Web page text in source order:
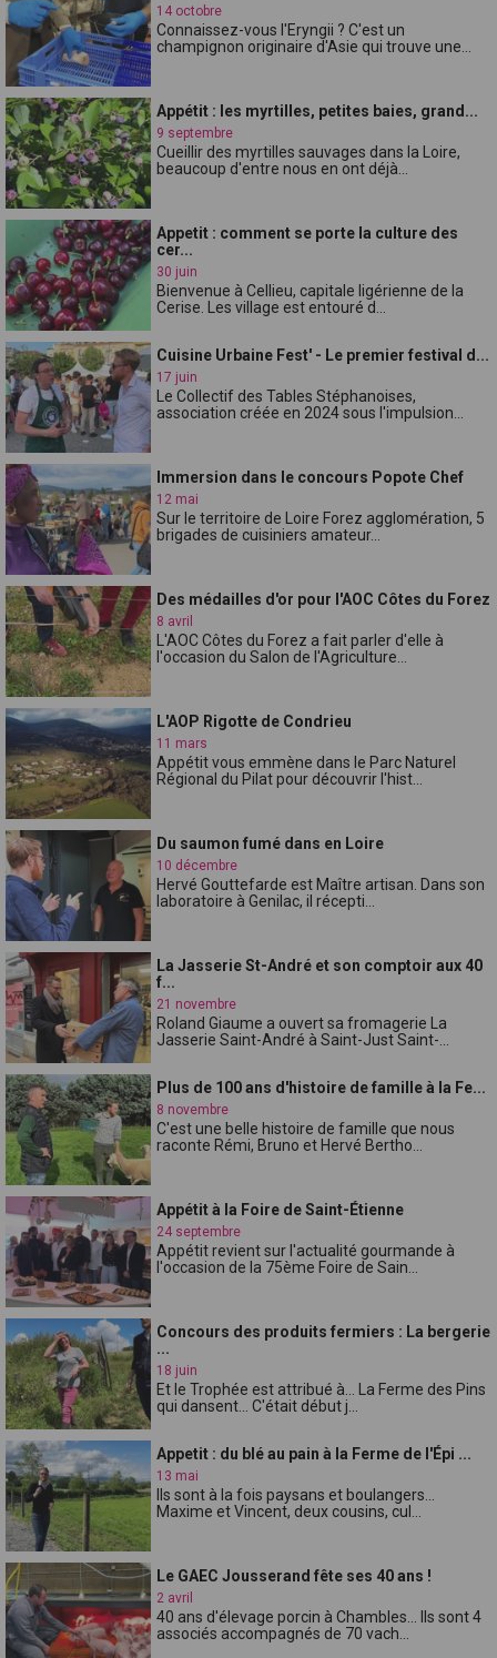
14 octobre
Connaissez-vous l'Eryngii ? C'est un
champignon originaire d'Asie qui trouve une...
Appétit : les myrtilles, petites baies, grand...
9 septembre
Cueillir des myrtilles sauvages dans la Loire,
beaucoup d'entre nous en ont déjà...
Appetit : comment se porte la culture des
cer...
30 juin
Bienvenue à Cellieu, capitale ligérienne de la
Cerise. Les village est entouré d...
Cuisine Urbaine Fest' - Le premier festival d...
17 juin
Le Collectif des Tables Stéphanoises,
association créée en 2024 sous l'impulsion...
Immersion dans le concours Popote Chef
12 mai
Sur le territoire de Loire Forez agglomération, 5
brigades de cuisiniers amateur...
Des médailles d'or pour l'AOC Côtes du Forez
8 avril
L'AOC Côtes du Forez a fait parler d'elle à
l'occasion du Salon de l'Agriculture...
L'AOP Rigotte de Condrieu
11 mars
Appétit vous emmène dans le Parc Naturel
Régional du Pilat pour découvrir l'hist...
Du saumon fumé dans en Loire
10 décembre
Hervé Gouttefarde est Maître artisan. Dans son
laboratoire à Genilac, il récepti...
La Jasserie St-André et son comptoir aux 40
f...
21 novembre
Roland Giaume a ouvert sa fromagerie La
Jasserie Saint-André à Saint-Just Saint-...
Plus de 100 ans d'histoire de famille à la Fe...
8 novembre
C'est une belle histoire de famille que nous
raconte Rémi, Bruno et Hervé Bertho...
Appétit à la Foire de Saint-Étienne
24 septembre
Appétit revient sur l'actualité gourmande à
l'occasion de la 75ème Foire de Sain...
Concours des produits fermiers : La bergerie
...
18 juin
Et le Trophée est attribué à... La Ferme des Pins
qui dansent... C'était début j...
Appetit : du blé au pain à la Ferme de l'Épi ...
13 mai
Ils sont à la fois paysans et boulangers...
Maxime et Vincent, deux cousins, cul...
Le GAEC Jousserand fête ses 40 ans !
2 avril
40 ans d'élevage porcin à Chambles... Ils sont 4
associés accompagnés de 70 vach...